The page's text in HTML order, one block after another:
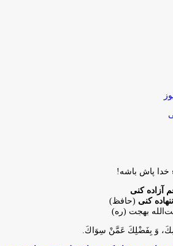
خدا پاش باشه!
آزاده کنی
کنی (حافظ)
بهجت (ره)
وَ بِفَضْلِكَ عَمَّنْ سِوَاكَ‏.